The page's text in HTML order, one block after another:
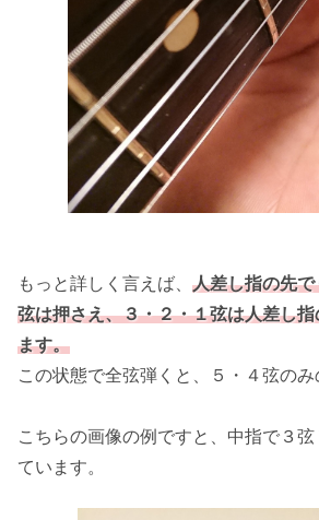
もっと詳しく言えば、 人差し指の先
弦は押さえ、３・２・１弦は人差し
ます。
この状態で全弦弾くと、５・４弦のみ
こちらの画像の例ですと、中指で３弦
ています。